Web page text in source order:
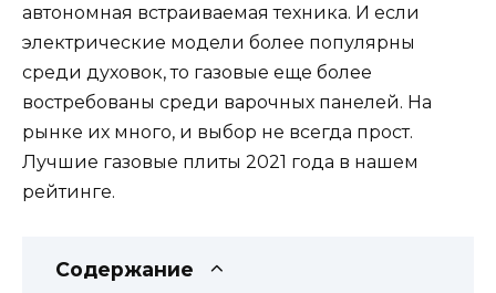
автономная встраиваемая техника. И если
электрические модели более популярны
среди духовок, то газовые еще более
востребованы среди варочных панелей. На
рынке их много, и выбор не всегда прост.
Лучшие газовые плиты 2021 года в нашем
рейтинге.
Содержание